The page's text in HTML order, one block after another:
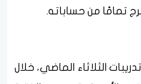
تمامًا من حساباته.
الثلاثاء الماضي، خلال